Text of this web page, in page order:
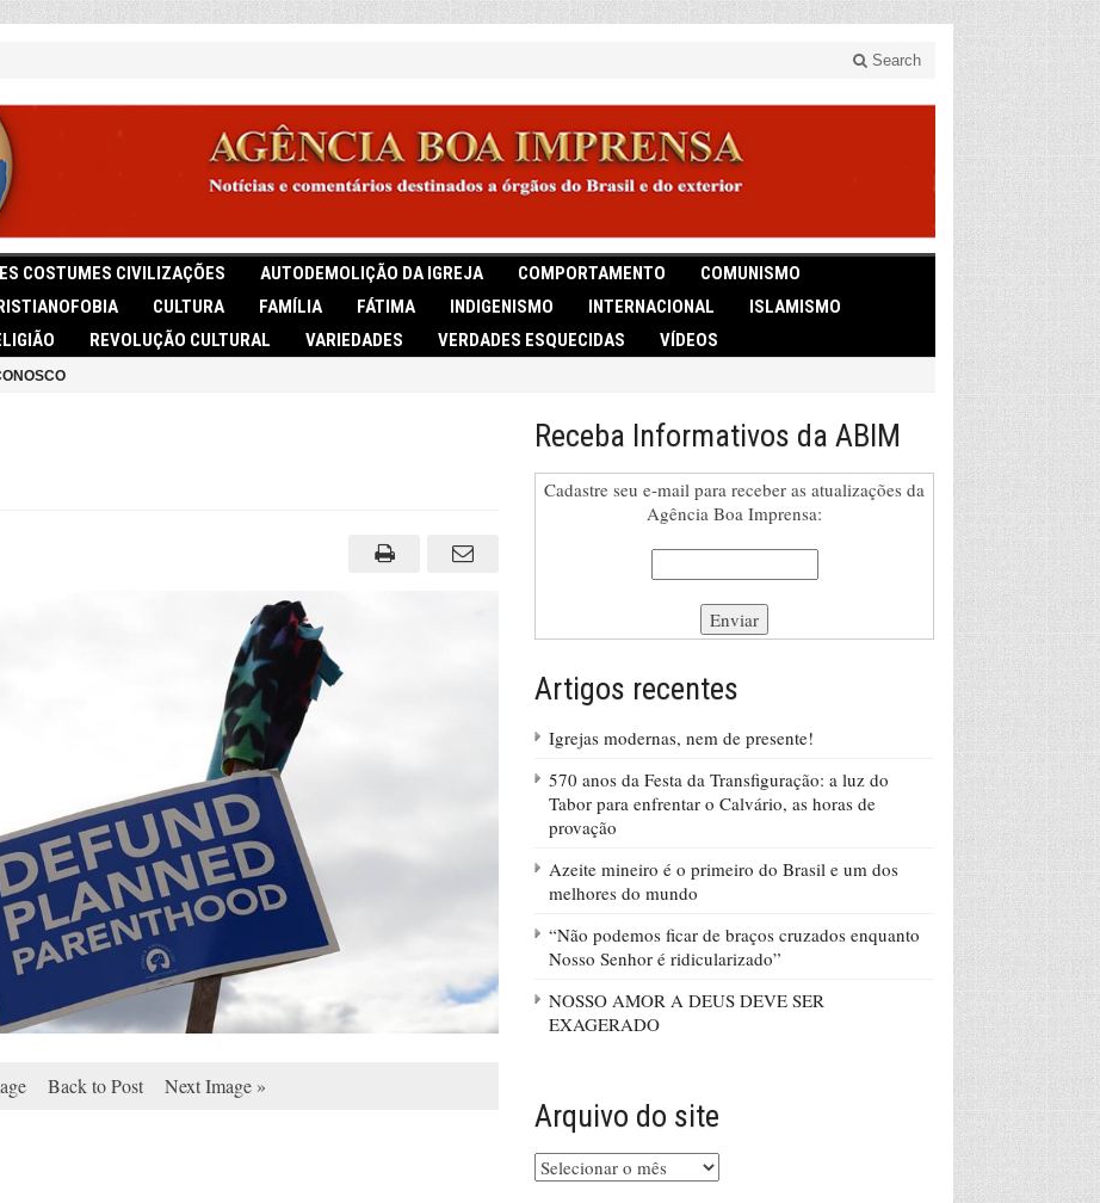
Search
COSTUMES CIVILIZAÇÕES AUTODEMOLIÇÃO DA IGREJA COMPORTAMENTO
COMUNISMO
CULTURA FAMÍLIA FÁTIMA INDIGENISMO INTERNACIONAL
ISLAMISMO
REVOLUÇÃO CULTURAL VARIEDADES VERDADES ESQUECIDAS VÍDEOS
Back to Post Next Image »
Receba Informativos da ABIM
Cadastre seu e-mail para receber as atualizações da
Agência Boa Imprensa:
Artigos recentes
Igrejas modernas, nem de presente!
570 anos da Festa da Transfiguração: a luz do
Tabor para enfrentar o Calvário, as horas de
provação
Azeite mineiro é o primeiro do Brasil e um dos
melhores do mundo
“Não podemos ficar de braços cruzados enquanto
Nosso Senhor é ridicularizado”
NOSSO AMOR A DEUS DEVE SER
EXAGERADO
Arquivo do site
Arquivo
do